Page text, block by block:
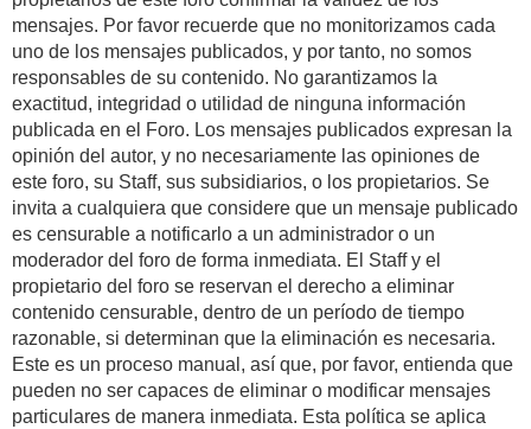
mensajes. Por favor recuerde que no monitorizamos cada
uno de los mensajes publicados, y por tanto, no somos
responsables de su contenido. No garantizamos la
exactitud, integridad o utilidad de ninguna información
publicada en el Foro. Los mensajes publicados expresan la
opinión del autor, y no necesariamente las opiniones de
este foro, su Staff, sus subsidiarios, o los propietarios. Se
invita a cualquiera que considere que un mensaje publicado
es censurable a notificarlo a un administrador o un
moderador del foro de forma inmediata. El Staff y el
propietario del foro se reservan el derecho a eliminar
contenido censurable, dentro de un período de tiempo
razonable, si determinan que la eliminación es necesaria.
Este es un proceso manual, así que, por favor, entienda que
pueden no ser capaces de eliminar o modificar mensajes
particulares de manera inmediata. Esta política se aplica